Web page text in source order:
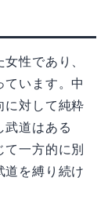
性であり、
ています。中
に対して純粋
武道はある
一方的に別
道を縛り続け